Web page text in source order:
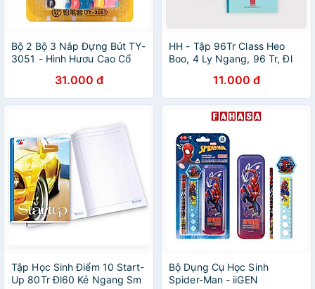
Bộ 2 Bộ 3 Nắp Đựng Bút TY-
3051 - Hình Hươu Cao Cổ
31.000 đ
HH - Tập 96Tr Class Heo
Boo, 4 Ly Ngang, 96 Tr, Đl
Mẫu Ngẫu Nhiên)
11.000 đ
Tập Học Sinh Điểm 10 Start-
Up 80Tr Đl60 Kẻ Ngang Sm
Bộ Dụng Cụ Học Sinh
Spider-Man - iiGEN